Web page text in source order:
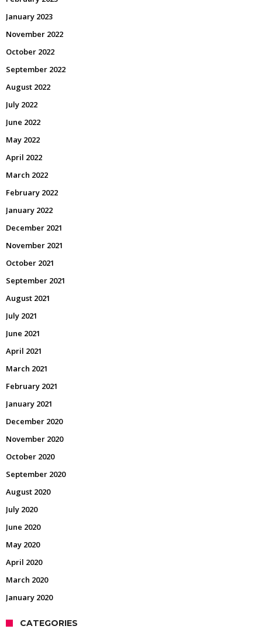
January 2023
November 2022
October 2022
September 2022
August 2022
July 2022
June 2022
May 2022
April 2022
March 2022
February 2022
January 2022
December 2021
November 2021
October 2021
September 2021
August 2021
July 2021
June 2021
April 2021
March 2021
February 2021
January 2021
December 2020
November 2020
October 2020
September 2020
August 2020
July 2020
June 2020
May 2020
April 2020
March 2020
January 2020
CATEGORIES